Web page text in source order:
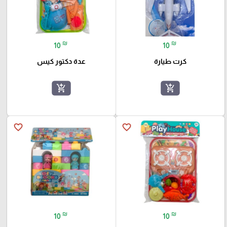
10 ₪
كرت طيارة
add_shopping_cart
10 ₪
عدة دكتور كيس
add_shopping_cart
favorite_border
10 ₪
favorite_border
10 ₪